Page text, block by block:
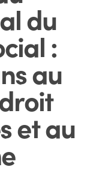
du
:
au
et au